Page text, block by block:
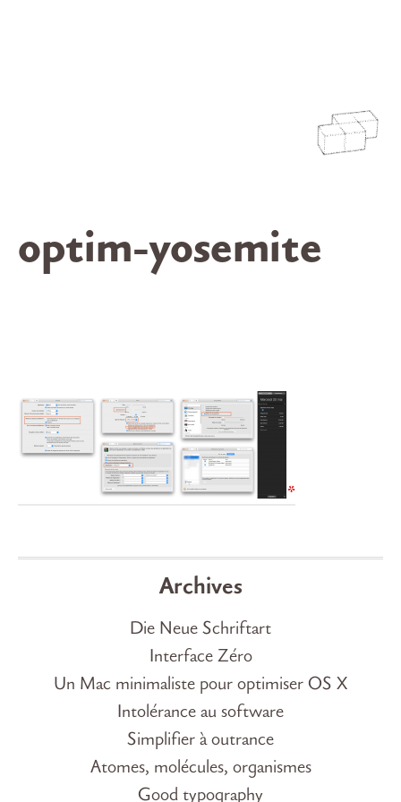
optim-yosemite
Archives
Die Neue Schriftart
Interface Zéro
Un Mac minimaliste pour optimiser OS X
Intolérance au software
Simplifier à outrance
Atomes, molécules, organismes
Good typography